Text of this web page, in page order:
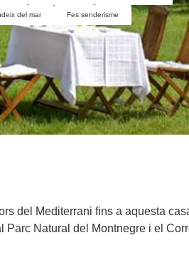
del mar Fes senderisme
del Mediterrani fins a aquesta
Parc Natural del Montnegre i el